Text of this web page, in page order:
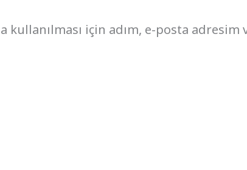
kullanılması için adım, e-posta